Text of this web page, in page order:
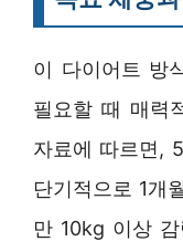
이 다이어트 방
필요할 때 매력
자료에 따르면,
단기적으로 1개
만 10kg 이상